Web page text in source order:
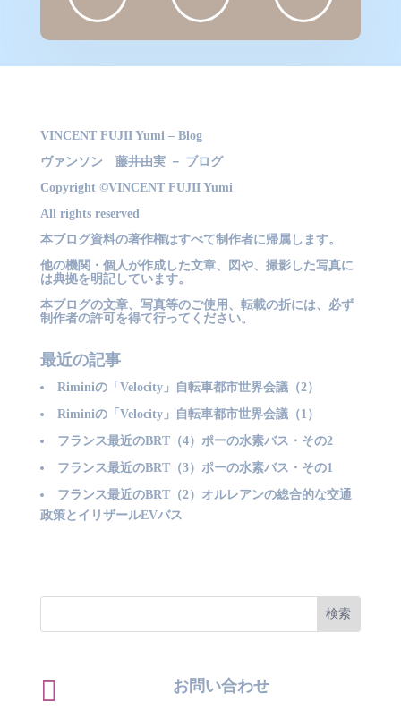
VINCENT FUJII Yumi – Blog
ヴァンソン 藤井由実 － ブログ
Copyright ©VINCENT FUJII Yumi
All rights reserved
本ブログ資料の著作権はすべて制作者に帰属します。
他の機関・個人が作成した文章、図や、撮影した写真に
は典拠を明記しています。
本ブログの文章、写真等のご使用、転載の折には、必ず
制作者の許可を得て行ってください。
最近の記事
Riminiの「Velocity」自転車都市世界会議（2）
Riminiの「Velocity」自転車都市世界会議（1）
フランス最近のBRT（4）ポーの水素バス・その2
フランス最近のBRT（3）ポーの水素バス・その1
フランス最近のBRT（2）オルレアンの総合的な交通
政策とイリザールEVバス
 お問い合わせ